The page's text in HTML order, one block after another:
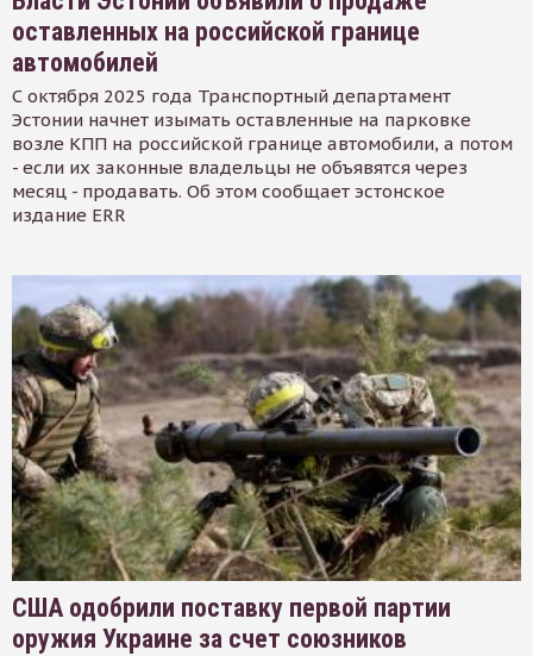
оставленных на российской границе
автомобилей
С октября 2025 года Транспортный департамент
Эстонии начнет изымать оставленные на парковке
возле КПП на российской границе автомобили, а потом
- если их законные владельцы не объявятся через
месяц - продавать. Об этом сообщает эстонское
издание ERR
США одобрили поставку первой партии
оружия Украине за счет союзников